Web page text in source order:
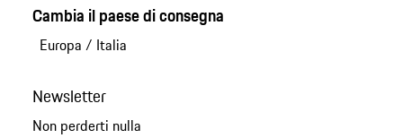
Cambia il paese di consegna
Europa / Italia
Newsletter
Non perderti nulla